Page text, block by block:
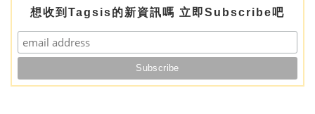
想收到Tagsis的新資訊嗎 立即Subscribe吧